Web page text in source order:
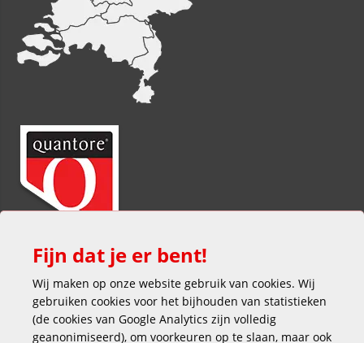
Fijn dat je er bent!
Wij maken op onze website gebruik van cookies. Wij
gebruiken cookies voor het bijhouden van statistieken
(de cookies van Google Analytics zijn volledig
geanonimiseerd), om voorkeuren op te slaan, maar ook